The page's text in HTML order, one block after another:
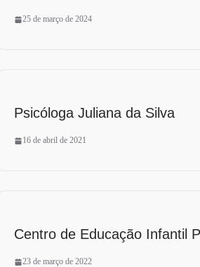
25 de março de 2024
Psicóloga Juliana da Silva
16 de abril de 2021
Centro de Educação Infantil
23 de março de 2022